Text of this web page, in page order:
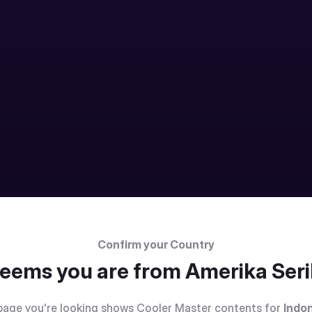
Confirm your Country
you are fromAmerika
you're looking shows Cooler Master contents for